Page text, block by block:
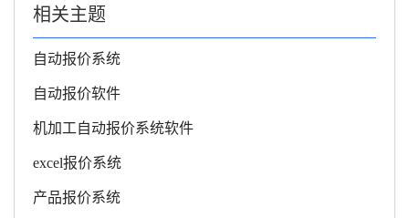
相关主题
自动报价系统
自动报价软件
机加工自动报价系统软件
excel报价系统
产品报价系统